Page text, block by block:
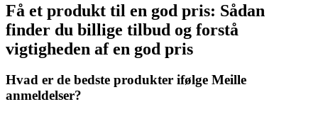
Få et produkt til en god pris: Sådan
finder du billige tilbud og forstå
vigtigheden af en god pris
Hvad er de bedste produkter ifølge Meille
anmeldelser?